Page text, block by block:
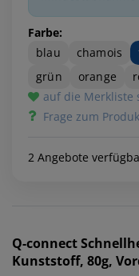
Farbe:
blau
chamois
grün
orange
auf die Merkliste
Frage zum
2 Angebote
Q-connect
Kunststoff, 80g,